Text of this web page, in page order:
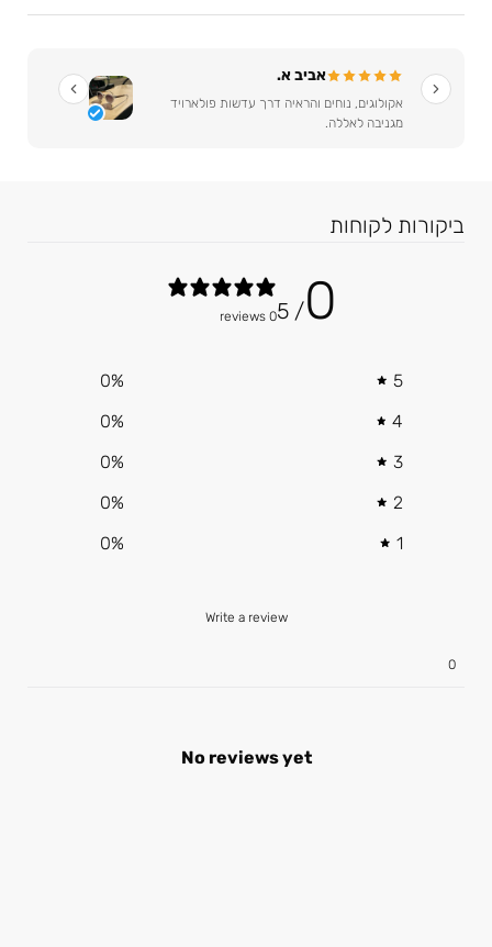
אביב א.
אקולוגים, נוחים והראיה דרך עדשות פולארויד
מגניבה לאללה.
0
/ 5
0 reviews
0
0
0
0
0
Write a review
No reviews yet